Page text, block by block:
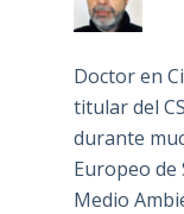
Doctor en
titular del
durante
Europeo de
Medio